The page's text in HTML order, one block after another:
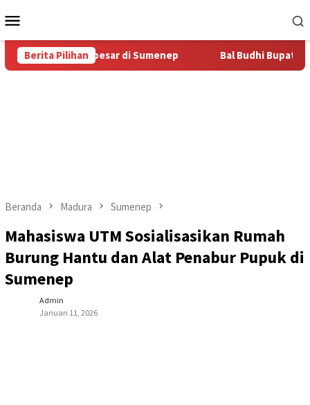
ke
Mobile
Berita Pilihan
Budhi Terbesar di Sumenep Bal Budhi Bupati Cup
Beranda Madura Sumenep
Mahasiswa UTM Sosialisasikan Rumah
Burung Hantu dan Alat Penabur Pupuk di
Sumenep
Admin
Januari 11, 2026